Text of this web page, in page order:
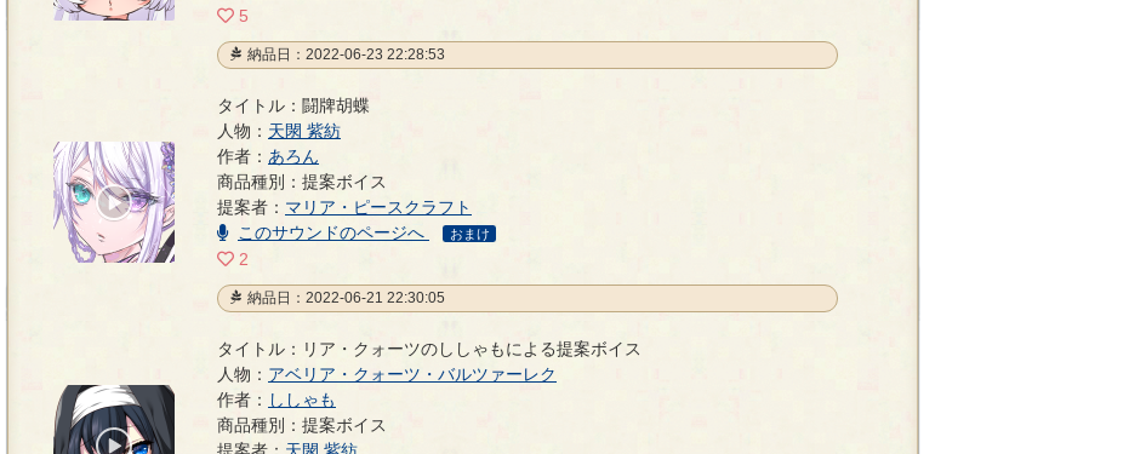
5
納品日：2022-06-23 22:28:53
闘牌胡蝶 - あろん
タイトル：闘牌胡蝶
人物： 天閖 紫紡
作者： あろん
商品種別：提案ボイス
提案者： マリア・ピースクラフト
このサウンドのページへ
おまけ
2
納品日：2022-06-21 22:30:05
リア・クォーツのししゃもによる提案ボイス
タイトル：リア・クォーツのししゃもによる提案ボイス
人物： アベリア・クォーツ・バルツァーレク
作者： ししゃも
商品種別：提案ボイス